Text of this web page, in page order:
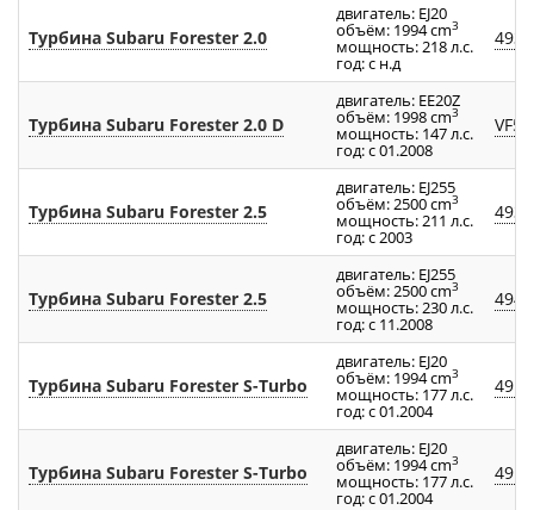
Турбина Subaru Forester 2.0
двигатель: EJ20
объём: 1994 cm3
мощность: 218 л.с.
год: с н.д
Турбина Subaru Forester 2.0 D
двигатель: EE20Z
объём: 1998 cm3
мощность: 147 л.с.
год: с 01.2008
VF50
Турбина Subaru Forester 2.5
двигатель: EJ255
объём: 2500 cm3
мощность: 211 л.с.
год: с 2003
Турбина Subaru Forester 2.5
двигатель: EJ255
объём: 2500 cm3
мощность: 230 л.с.
год: с 11.2008
Турбина Subaru Forester S-Turbo
двигатель: EJ20
объём: 1994 cm3
мощность: 177 л.с.
год: с 01.2004
Турбина Subaru Forester S-Turbo
двигатель: EJ20
объём: 1994 cm3
мощность: 177 л.с.
год: с 01.2004